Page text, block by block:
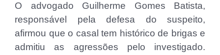
O advogado Guilherme Gomes Batista,
responsável pela defesa do suspeito,
afirmou que o casal tem histórico de brigas e
admitiu as agressões pelo investigado.